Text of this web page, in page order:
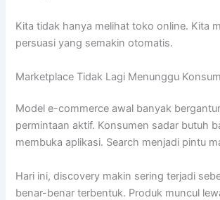
Kita tidak hanya melihat toko online. Kita
persuasi yang semakin otomatis.
Marketplace Tidak Lagi Menunggu
Model e-commerce awal banyak
permintaan aktif. Konsumen sadar butuh
membuka aplikasi. Search menjadi pintu
Hari ini, discovery makin sering terjadi
benar-benar terbentuk. Produk muncul